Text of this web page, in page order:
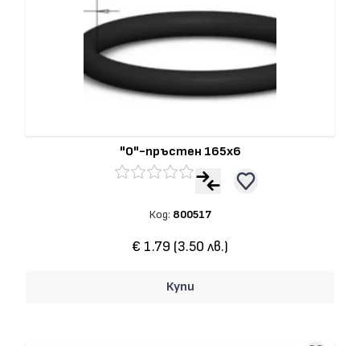
"О"-пръстен 165x6
Код: 800517
€ 1.79 (3.50 лв.)
Купи